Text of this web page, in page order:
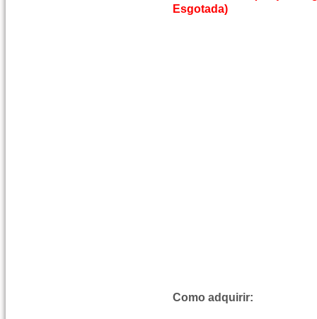
Esgotada)
Como adquirir: